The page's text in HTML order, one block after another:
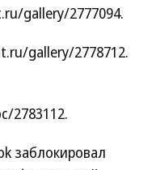
gallery/2777094.
gallery/2778712.
2783112.
заблокировал